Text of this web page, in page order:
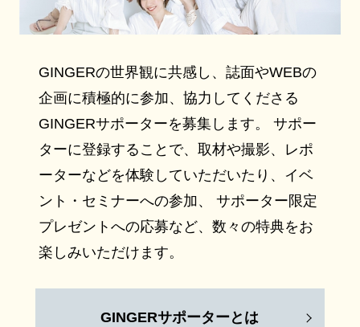
GINGERの世界観に共感し、誌面やWEBの
企画に積極的に参加、協力してくださる
GINGERサポーターを募集します。 サポー
ターに登録することで、取材や撮影、レポ
ーターなどを体験していただいたり、イベ
ント・セミナーへの参加、 サポーター限定
プレゼントへの応募など、数々の特典をお
楽しみいただけます。
GINGERサポーターとは